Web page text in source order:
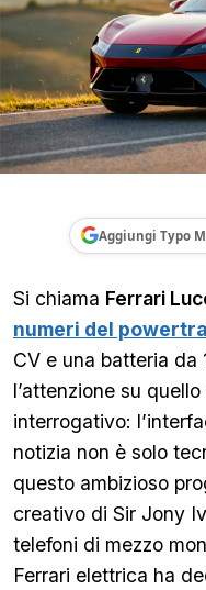
Aggiungi Typo
Si chiama Ferrari
numeri del
CV e una batteria da
l’attenzione su
interrogativo:
notizia non è solo
questo ambizioso
creativo di Sir Jony
telefoni di mezzo
Ferrari elettrica ha